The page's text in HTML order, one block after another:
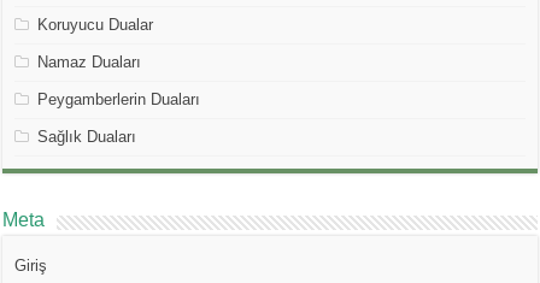
Koruyucu Dualar
Namaz Duaları
Peygamberlerin Duaları
Sağlık Duaları
Meta
Giriş